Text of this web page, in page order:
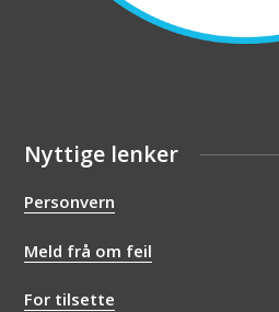
Nyttige lenker
Personvern
Meld frå om feil
For tilsette